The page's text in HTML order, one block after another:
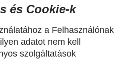
és Cookie-k
a Felhasználónak
adatot nem kell
szolgáltatások